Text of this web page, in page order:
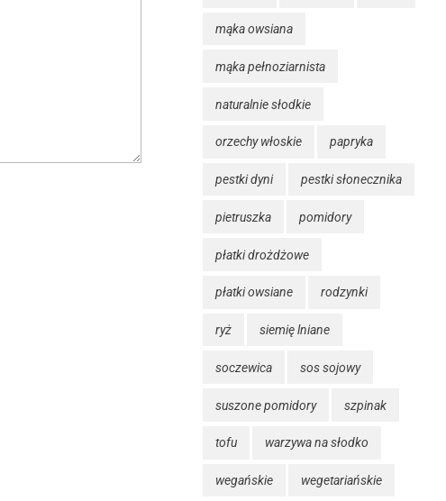
mąka owsiana
mąka pełnoziarnista
naturalnie słodkie
orzechy włoskie papryka
pestki dyni pestki słonecznika
pietruszka pomidory
płatki drożdżowe
płatki owsiane rodzynki
ryż siemię lniane
soczewica sos sojowy
suszone pomidory szpinak
tofu warzywa na słodko
wegańskie wegetariańskie